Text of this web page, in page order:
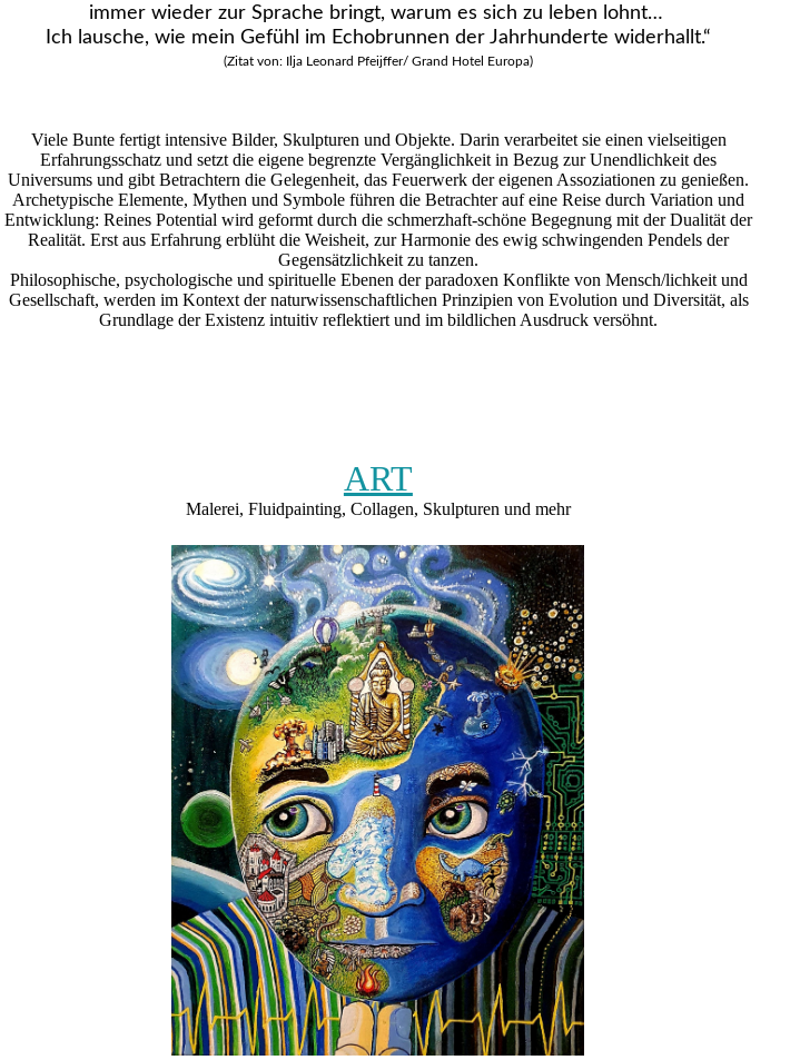
immer wieder zur Sprache bringt, warum es sich zu leben lohnt…
Ich lausche, wie mein Gefühl im Echobrunnen der Jahrhunderte widerhallt.“
(Zitat von: Ilja Leonard Pfeijffer/ Grand Hotel Europa)
Viele Bunte fertigt intensive Bilder, Skulpturen und Objekte. Darin verarbeitet sie einen vielseitigen
Erfahrungsschatz und setzt die eigene begrenzte Vergänglichkeit in Bezug zur Unendlichkeit des
Universums und gibt Betrachtern die Gelegenheit, das Feuerwerk der eigenen Assoziationen zu genießen.
Archetypische Elemente, Mythen und Symbole führen die Betrachter auf eine Reise durch Variation und
Entwicklung: Reines Potential wird geformt durch die schmerzhaft-schöne Begegnung mit der Dualität der
Realität. Erst aus Erfahrung erblüht die Weisheit, zur Harmonie des ewig schwingenden Pendels der
Gegensätzlichkeit zu tanzen.
Philosophische, psychologische und spirituelle Ebenen der paradoxen Konflikte von Mensch/lichkeit und
Gesellschaft, werden im Kontext der naturwissenschaftlichen Prinzipien von Evolution und Diversität, als
Grundlage der Existenz intuitiv reflektiert und im bildlichen Ausdruck versöhnt.
ART
Malerei, Fluidpainting, Collagen, Skulpturen und mehr